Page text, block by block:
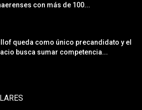
con más de 100...
queda como único precandidato y el
busca sumar competencia...